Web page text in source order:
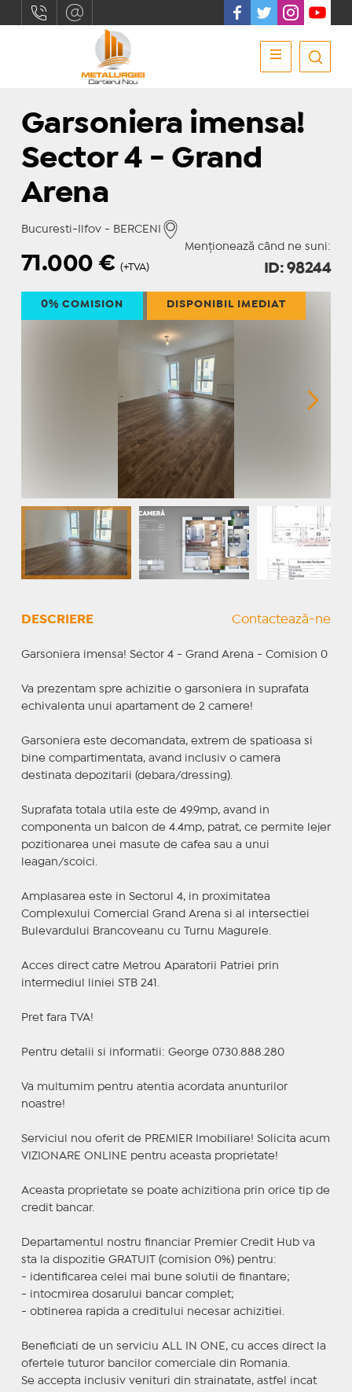
Garsoniera imensa!
Sector 4 - Grand
Arena
Bucuresti-Ilfov - BERCENI
Menționează când ne suni:
71.000€ (+TVA) ID: 98244
0% COMISION DISPONIBIL IMEDIAT
DESCRIERE Contactează-ne
Garsoniera imensa! Sector 4 - Grand Arena - Comision 0
Va prezentam spre achizitie o garsoniera in suprafata
echivalenta unui apartament de 2 camere!
Garsoniera este decomandata, extrem de spatioasa si
bine compartimentata, avand inclusiv o camera
destinata depozitarii (debara/dressing).
Suprafata totala utila este de 49.9mp, avand in
componenta un balcon de 4.4mp, patrat, ce permite lejer
pozitionarea unei masute de cafea sau a unui
leagan/scoici.
Amplasarea este in Sectorul 4, in proximitatea
Complexului Comercial Grand Arena si al intersectiei
Bulevardului Brancoveanu cu Turnu Magurele.
Acces direct catre Metrou Aparatorii Patriei prin
intermediul liniei STB 241.
Pret fara TVA!
Pentru detalii si informatii: George 0730.888.280
Va multumim pentru atentia acordata anunturilor
noastre!
Serviciul nou oferit de PREMIER Imobiliare! Solicita acum
VIZIONARE ONLINE pentru aceasta proprietate!
Aceasta proprietate se poate achizitiona prin orice tip de
credit bancar.
Departamentul nostru financiar Premier Credit Hub va
sta la dispozitie GRATUIT (comision 0%) pentru:
- identificarea celei mai bune solutii de finantare;
- intocmirea dosarului bancar complet;
- obtinerea rapida a creditului necesar achizitiei.
Beneficiati de un serviciu ALL IN ONE, cu acces direct la
ofertele tuturor bancilor comerciale din Romania.
Se accepta inclusiv venituri din strainatate, astfel incat